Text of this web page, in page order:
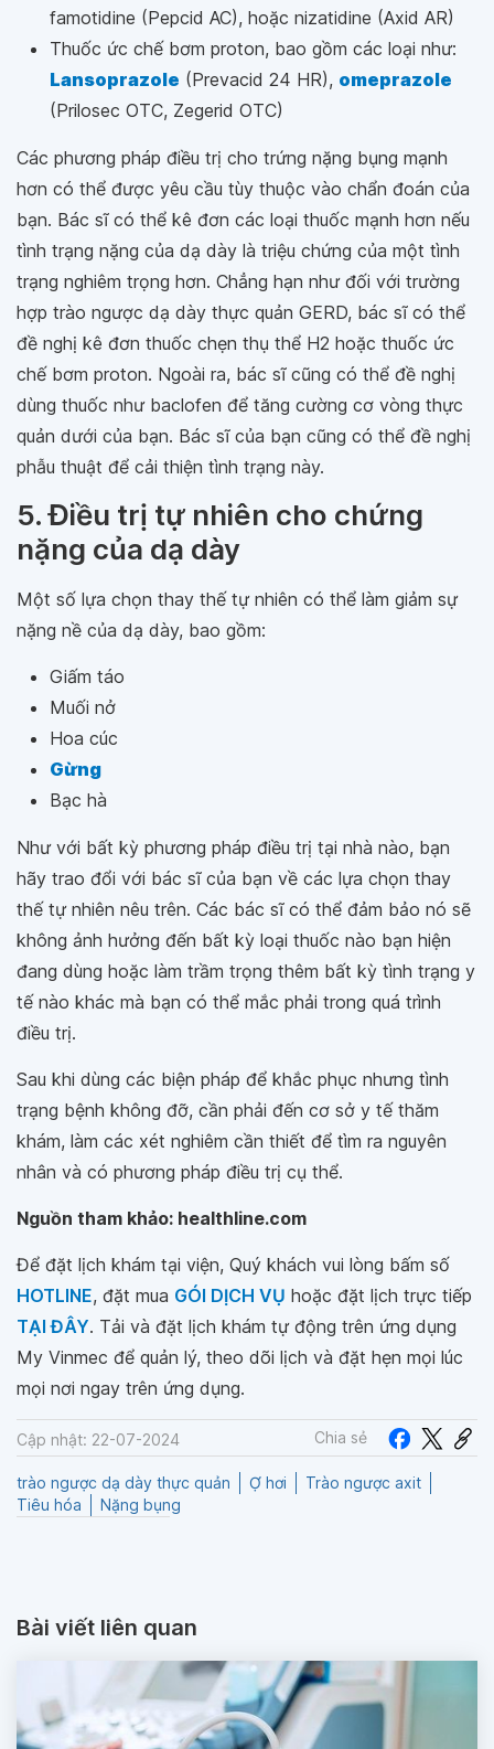
famotidine (Pepcid AC), hoặc nizatidine (Axid AR)
Thuốc ức chế bơm proton, bao gồm các loại như:
Lansoprazole (Prevacid 24 HR), omeprazole
(Prilosec OTC, Zegerid OTC)
Các phương pháp điều trị cho trứng nặng bụng mạnh
hơn có thể được yêu cầu tùy thuộc vào chẩn đoán của
bạn. Bác sĩ có thể kê đơn các loại thuốc mạnh hơn nếu
tình trạng nặng của dạ dày là triệu chứng của một tình
trạng nghiêm trọng hơn. Chẳng hạn như đối với trường
hợp trào ngược dạ dày thực quản GERD, bác sĩ có thể
đề nghị kê đơn thuốc chẹn thụ thể H2 hoặc thuốc ức
chế bơm proton. Ngoài ra, bác sĩ cũng có thể đề nghị
dùng thuốc như baclofen để tăng cường cơ vòng thực
quản dưới của bạn. Bác sĩ của bạn cũng có thể đề nghị
phẫu thuật để cải thiện tình trạng này.
5. Điều trị tự nhiên cho chứng
nặng của dạ dày
Một số lựa chọn thay thế tự nhiên có thể làm giảm sự
nặng nề của dạ dày, bao gồm:
Giấm táo
Muối nở
Hoa cúc
Gừng
Bạc hà
Như với bất kỳ phương pháp điều trị tại nhà nào, bạn
hãy trao đổi với bác sĩ của bạn về các lựa chọn thay
thế tự nhiên nêu trên. Các bác sĩ có thể đảm bảo nó sẽ
không ảnh hưởng đến bất kỳ loại thuốc nào bạn hiện
đang dùng hoặc làm trầm trọng thêm bất kỳ tình trạng y
tế nào khác mà bạn có thể mắc phải trong quá trình
điều trị.
Sau khi dùng các biện pháp để khắc phục nhưng tình
trạng bệnh không đỡ, cần phải đến cơ sở y tế thăm
khám, làm các xét nghiêm cần thiết để tìm ra nguyên
nhân và có phương pháp điều trị cụ thể.
Nguồn tham khảo: healthline.com
Để đặt lịch khám tại viện, Quý khách vui lòng bấm số
HOTLINE, đặt mua GÓI DỊCH VỤ hoặc đặt lịch trực tiếp
TẠI ĐÂY. Tải và đặt lịch khám tự động trên ứng dụng
My Vinmec để quản lý, theo dõi lịch và đặt hẹn mọi lúc
mọi nơi ngay trên ứng dụng.
Cập nhật: 22-07-2024 Chia sẻ
trào ngược dạ dày thực quản Ợ hơi
Trào ngược axit
Tiêu hóa
Nặng bụng
Bài viết liên quan